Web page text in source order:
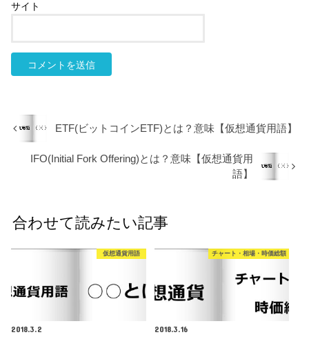
サイト
ETF(ビットコインETF)とは？意味【仮想通貨用語】
IFO(Initial Fork Offering)とは？意味【仮想通貨用
語】
合わせて読みたい記事
仮想通貨用語
2018.3.2
チャート・相場・時価総額
2018.3.16